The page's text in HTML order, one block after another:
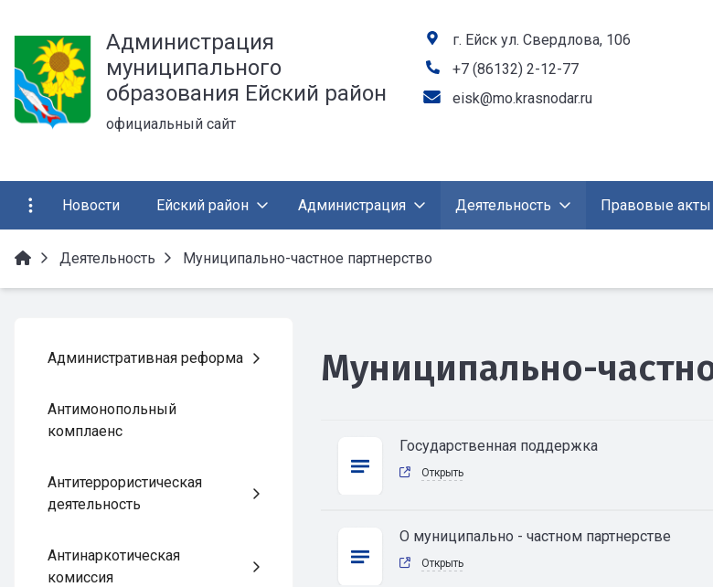
Администрация
муниципального
образования Ейский район
официальный сайт
г. Ейск ул. Свердлова, 106
+7 (86132) 2-12-77
eisk@mo.krasnodar.ru
Новости Ейский район Администрация Деятельность Правовые акты
Деятельность Муниципально-частное партнерство
Административная реформа
Антимонопольный
комплаенс
Антитеррористическая
деятельность
Антинаркотическая
комиссия
Муниципально-
Государственная поддержка
Открыть
О муниципально - частном партнерстве
Открыть